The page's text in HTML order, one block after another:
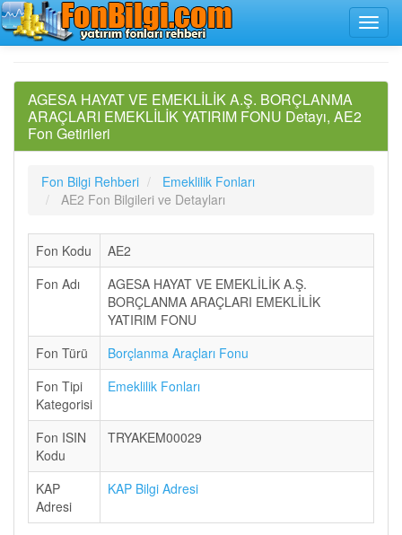
AGESA HAYAT VE EMEKLİLİK A.Ş. BORÇLANMA
ARAÇLARI EMEKLİLİK YATIRIM FONU Detayı, AE2
Fon Getirileri
Fon Bilgi Rehberi
Emeklilik Fonları
AE2 Fon Bilgileri ve Detayları
Fon Kodu
AE2
Fon Adı
AGESA HAYAT VE EMEKLİLİK A.Ş.
BORÇLANMA ARAÇLARI EMEKLİLİK
YATIRIM FONU
Fon Türü
Borçlanma Araçları Fonu
Fon Tipi
Kategorisi
Emeklilik Fonları
Fon ISIN
Kodu
TRYAKEM00029
KAP
Adresi
KAP Bilgi Adresi